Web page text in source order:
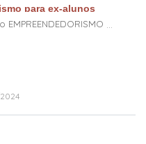
para ex-alunos